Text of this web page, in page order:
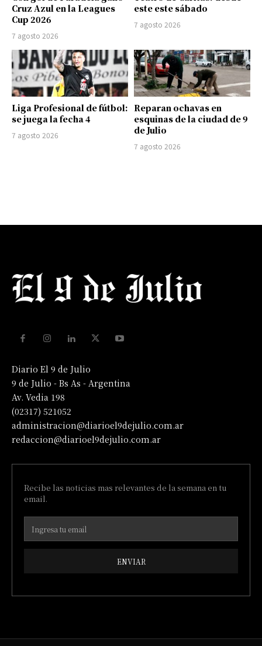
Cruz Azul en la Leagues
Cup 2026
7 agosto 2026
este este sábado
7 agosto 2026
Liga Profesional de fútbol:
se juega la fecha 4
7 agosto 2026
Reparan ochavas en
esquinas de la ciudad de 9
de Julio
7 agosto 2026
Diario El 9 de Julio
9 de Julio - Bs As - Argentina
Av. Vedia 198
(02317) 521052
administracion@diarioel9dejulio.com.ar
redaccion@diarioel9dejulio.com.ar
Recibe las noticias mas relevantes de la semana en tu
email.
ENVIAR